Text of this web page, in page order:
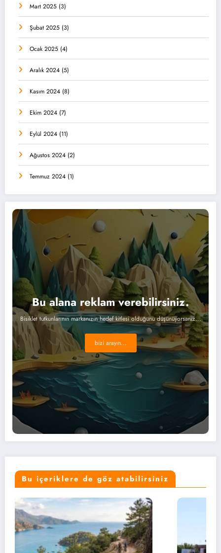
Mart 2025 (3)
Şubat 2025 (3)
Ocak 2025 (4)
Aralık 2024 (5)
Kasım 2024 (8)
Ekim 2024 (7)
Eylül 2024 (11)
Ağustos 2024 (2)
Temmuz 2024 (1)
Bu alana reklam verebilirsiniz.
Bisiklet tutkunlarının markanızın hedef kitlesi olduğunu düşünüyorsanız...
bizi arayın...
Bu içeriklere de göz atabilirsiniz